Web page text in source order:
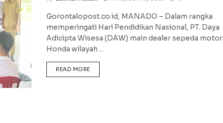
Gorontalopost.co.id, MANADO – Dalam rangka
memperingati Hari Pendidikan Nasional, PT. Daya
Adicipta Wisesa (DAW) main dealer sepeda motor
Honda wilayah ...
READ MOREDETAILS